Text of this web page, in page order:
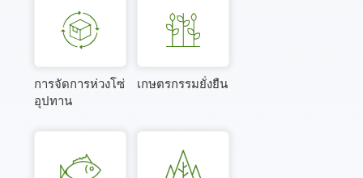
การจัดการห่วงโซ่
อุปทาน
เกษตรกรรมยั่งยืน